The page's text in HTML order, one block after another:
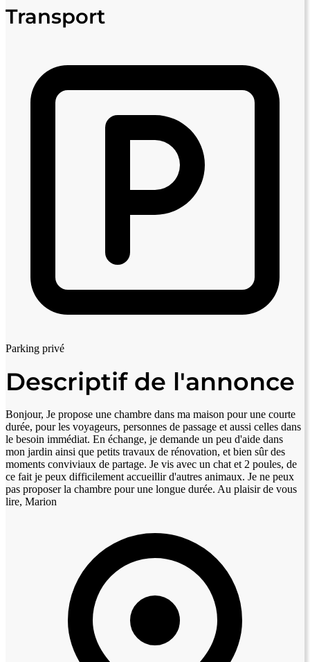
Transport
Parking privé
Descriptif de l'annonce
Bonjour, Je propose une chambre dans ma maison pour une courte
durée, pour les voyageurs, personnes de passage et aussi celles dans
le besoin immédiat. En échange, je demande un peu d'aide dans
mon jardin ainsi que petits travaux de rénovation, et bien sûr des
moments conviviaux de partage. Je vis avec un chat et 2 poules, de
ce fait je peux difficilement accueillir d'autres animaux. Je ne peux
pas proposer la chambre pour une longue durée. Au plaisir de vous
lire, Marion